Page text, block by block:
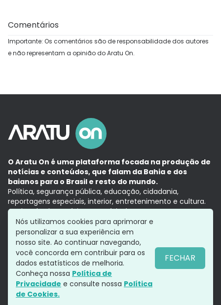
Comentários
Importante: Os comentários são de responsabilidade dos autores
e não representam a opinião do Aratu On.
O Aratu On é uma plataforma focada na produção de
notícias e conteúdos, que falam da Bahia e dos
baianos para o Brasil e resto do mundo.
Política, segurança pública, educação, cidadania,
reportagens especiais, interior, entretenimento e cultura.
Aqui, tudo vira notícia e a notícia é no tempo presente,
com a credibilidade do Grupo Aratu.
Grupo Aratu
Política de privacidade
Siga-nos
Nós utilizamos cookies para aprimorar e
personalizar a sua experiência em
nosso site. Ao continuar navegando,
você concorda em contribuir para os
dados estatísticos de melhoria.
Conheça nossa Política de
Privacidade e consulte nossa Política
de Cookies.
FECHAR